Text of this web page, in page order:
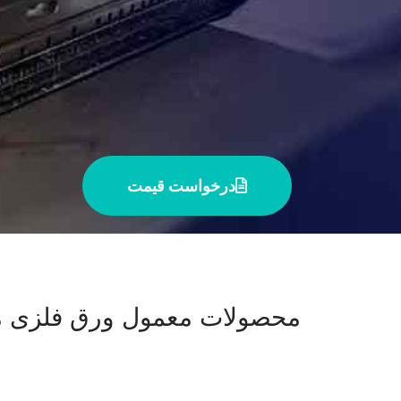
درخواست قیمت
محصولات معمول ورق فلزی